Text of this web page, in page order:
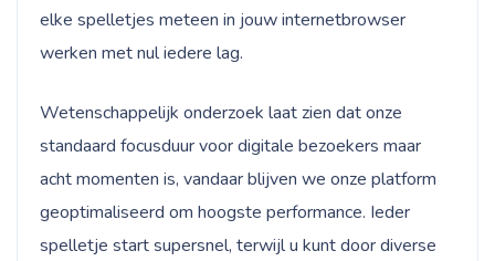
elke spelletjes meteen in jouw internetbrowser
werken met nul iedere lag.
Wetenschappelijk onderzoek laat zien dat onze
standaard focusduur voor digitale bezoekers maar
acht momenten is, vandaar blijven we onze platform
geoptimaliseerd om hoogste performance. Ieder
spelletje start supersnel, terwijl u kunt door diverse